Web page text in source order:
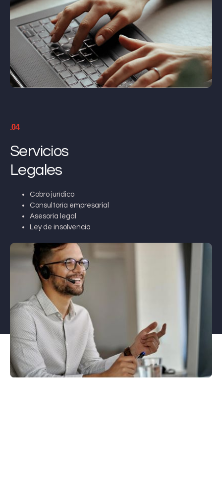
.04
Servicios
Legales
Cobro jurídico
Consultoría empresarial
Asesoría legal
Ley de insolvencia